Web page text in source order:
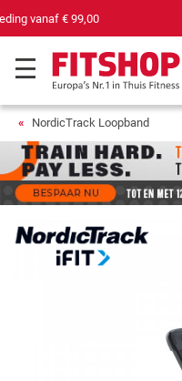
69 filialen met
NordicTrack Loopband